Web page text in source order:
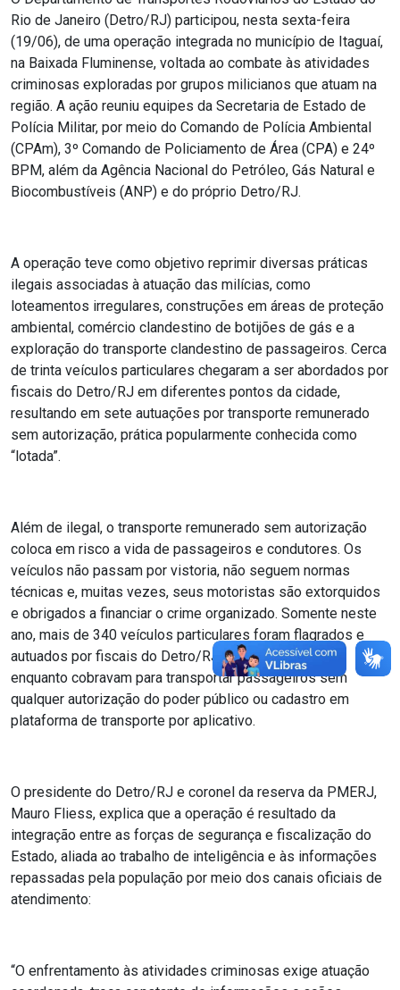
Rio de Janeiro (Detro/RJ) participou, nesta sexta-feira
(19/06), de uma operação integrada no município de Itaguaí,
na Baixada Fluminense, voltada ao combate às atividades
criminosas exploradas por grupos milicianos que atuam na
região. A ação reuniu equipes da Secretaria de Estado de
Polícia Militar, por meio do Comando de Polícia Ambiental
(CPAm), 3º Comando de Policiamento de Área (CPA) e 24º
BPM, além da Agência Nacional do Petróleo, Gás Natural e
Biocombustíveis (ANP) e do próprio Detro/RJ.
A operação teve como objetivo reprimir diversas práticas
ilegais associadas à atuação das milícias, como
loteamentos irregulares, construções em áreas de proteção
ambiental, comércio clandestino de botijões de gás e a
exploração do transporte clandestino de passageiros. Cerca
de trinta veículos particulares chegaram a ser abordados por
fiscais do Detro/RJ em diferentes pontos da cidade,
resultando em sete autuações por transporte remunerado
sem autorização, prática popularmente conhecida como
“lotada”.
Além de ilegal, o transporte remunerado sem autorização
coloca em risco a vida de passageiros e condutores. Os
veículos não passam por vistoria, não seguem normas
técnicas e, muitas vezes, seus motoristas são extorquidos
e obrigados a financiar o crime organizado. Somente neste
ano, mais de 340 veículos particulares foram flagrados e
autuados por fiscais do Detro/RJ, em todo o estado,
enquanto cobravam para transportar passageiros sem
qualquer autorização do poder público ou cadastro em
plataforma de transporte por aplicativo.
O presidente do Detro/RJ e coronel da reserva da PMERJ,
Mauro Fliess, explica que a operação é resultado da
integração entre as forças de segurança e fiscalização do
Estado, aliada ao trabalho de inteligência e às informações
repassadas pela população por meio dos canais oficiais de
atendimento:
“O enfrentamento às atividades criminosas exige atuação